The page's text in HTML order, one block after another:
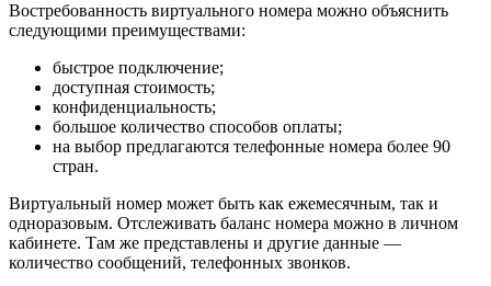
Востребованность виртуального номера можно объяснить
следующими преимуществами:
быстрое подключение;
доступная стоимость;
конфиденциальность;
большое количество способов оплаты;
на выбор предлагаются телефонные номера более 90
стран.
Виртуальный номер может быть как ежемесячным, так и
одноразовым. Отслеживать баланс номера можно в личном
кабинете. Там же представлены и другие данные —
количество сообщений, телефонных звонков.